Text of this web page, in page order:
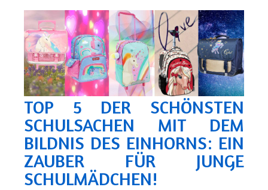
TOP 5 DER SCHÖNSTEN
SCHULSACHEN MIT DEM
BILDNIS DES EINHORNS: EIN
ZAUBER FÜR JUNGE
SCHULMÄDCHEN!